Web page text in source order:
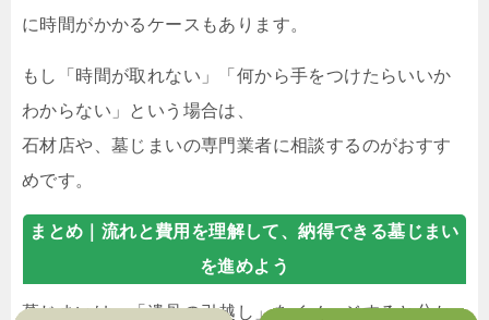
に時間がかかるケースもあります。
もし「時間が取れない」「何から手をつけたらいいか
わからない」という場合は、
石材店や、墓じまいの専門業者に相談するのがおすす
めです。
まとめ｜ 流れと費用を理解して、納得できる墓じまい
を進めよう
墓じまいは、「遺骨の引越し」をイメージすると分か